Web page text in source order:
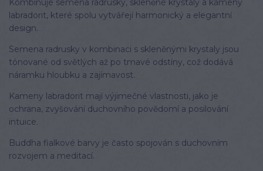
Kombinuje semena radrusky, skleněné krystaly a kameny
labradorit, které spolu vytvářejí harmonický a elegantní
design.
Semena radrusky v kombinaci s skleněnými krystaly jsou
tónované od světlých až po tmavé odstíny, což dodává
náramku hloubku a zajímavost.
Kameny labradorit mají výjimečné vlastnosti, jako je
ochrana, zvyšování duchovního povědomí a posilování
intuice.
Buddha fialkové barvy je často spojován s duchovním
rozvojem a meditací.